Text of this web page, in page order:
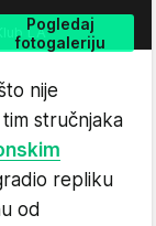
Pogledaj
fotogaleriju
LA
nije
stručnjaka
repliku
od